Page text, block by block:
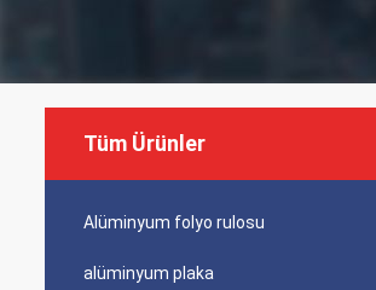
Tüm Ürünler
Alüminyum folyo rulosu
alüminyum plaka